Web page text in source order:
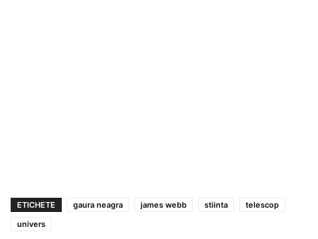
ETICHETE gaura neagra james webb stiinta
telescop
univers